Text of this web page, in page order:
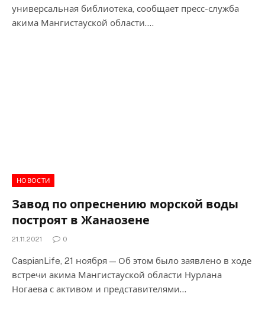
универсальная библиотека, сообщает пресс-служба
акима Мангистауской области.…
НОВОСТИ
Завод по опреснению морской воды
построят в Жанаозене
21.11.2021 0
CaspianLife, 21 ноября — Об этом было заявлено в ходе
встречи акима Мангистауской области Нурлана
Ногаева с активом и представителями…